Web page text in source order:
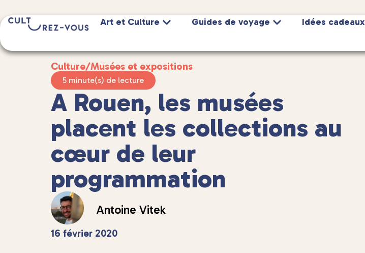
Art et Culture Guides de voyage Idées cadeaux
Culture/Musées et expositions
5 minute(s) de lecture
A Rouen, les musées
placent les collections au
cœur de leur
programmation
Antoine Vitek
16 février 2020